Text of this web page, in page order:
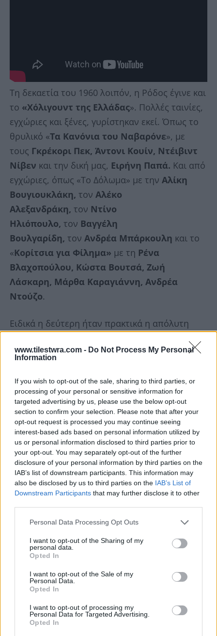
www.tilestwra.com - Do Not Process My Personal
Information
If you wish to opt-out of the sale, sharing to third parties, or
processing of your personal or sensitive information for
targeted advertising by us, please use the below opt-out
section to confirm your selection. Please note that after your
opt-out request is processed you may continue seeing
interest-based ads based on personal information utilized by
us or personal information disclosed to third parties prior to
your opt-out. You may separately opt-out of the further
disclosure of your personal information by third parties on the
IAB’s list of downstream participants. This information may
also be disclosed by us to third parties on the IAB’s List of
Downstream Participants that may further disclose it to other
Personal Data Processing Opt Outs
I want to opt-out of the Sharing of my
personal data.
Opted In
I want to opt-out of the Sale of my
Personal Data.
Opted In
I want to opt-out of processing my
Personal Data for Targeted Advertising.
Opted In
Τη δεκαετία του 1960 λοιπόν, η Ρόδος έγινε και
το «Χόλιγουντ της Ελλάδας». Πολλές ταινίες,
εγχώριες και ξένες, γυρίστηκαν εκεί. Όπως το
θρυλικό «Τα Κανόνια του Ναβαρόνε», με
τους Γκρέκορι Πεκ, Άντονι Κουίν, Ντέιβιντ
Νίβεν και την δική μας, Ειρήνη Παπά. Και από
εγχώριες, όπως «Το Δόλωμα» με την Αλίκη
Βουγιουκλάκη, τον Αλέκο
Αλεξανδράκη, τον Ντίνο
Ηλιόπουλο, τον Βαγγέλη
Βουλγαρίδη, τον Ανδρέα Μπάρκουλη και το
«Κορίτσια για Φίλημα» με τη Ρένα
Βλαχοπούλου, Κώστα Βουτσά, Ζωή
Λάσκαρη, Μάρθα Καραγιάννη, Ανδρέα
Ντούζο.
Ειδικά η δεύτερη ήταν πρακτικά η απόλυτη
υπερπολυτελές ξενοδοχείο (Grand Hotel)
του «περνάμε τέλεια».Μοντέρνα
αρχιτεκτονική, πισίνες, ξαπλώστρες με
ομπρέλες που τότε στην Αθήνα έμοιαζαν με
επιστημονική φαντασία, φανταχτερά μαγιό. Η
κάμερα φροντίζει να αναδεικνύει το κτήριο, τις
εγκαταστάσεις.